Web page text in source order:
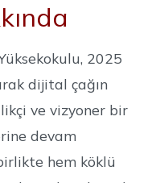
2025
dijital çağın
ve vizyoner bir
devam
hem köklü